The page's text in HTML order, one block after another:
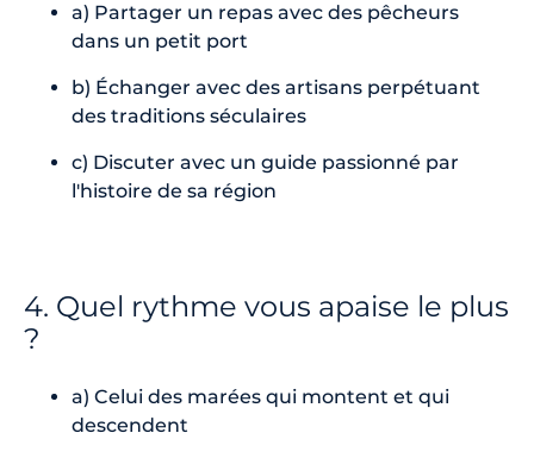
a) Partager un repas avec des pêcheurs
dans un petit port
b) Échanger avec des artisans perpétuant
des traditions séculaires
c) Discuter avec un guide passionné par
l'histoire de sa région
4. Quel rythme vous apaise le plus
?
a) Celui des marées qui montent et qui
descendent